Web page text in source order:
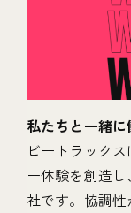
私たちと一緒
ビートラック
ー体験を創造
社です。協調